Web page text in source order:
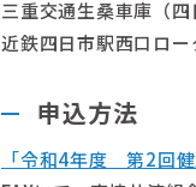
三重交通生桑車庫（
近鉄四日市駅西口ロー
申込方法
「令和4年度 第2回健